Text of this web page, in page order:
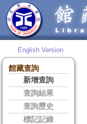
English Version
館藏查詢
新增查詢
查詢結果
查詢歷史
標記記錄